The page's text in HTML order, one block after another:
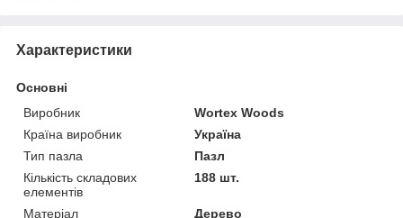
Характеристики
Основні
Виробник
Wortex Woods
Країна виробник
Україна
Тип пазла
Пазл
Кількість складових
елементів
188 шт.
Матеріал
Дерево